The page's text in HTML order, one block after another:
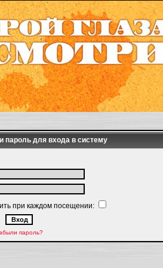
пароль для входа в систему
при каждом посещении:
пароль?